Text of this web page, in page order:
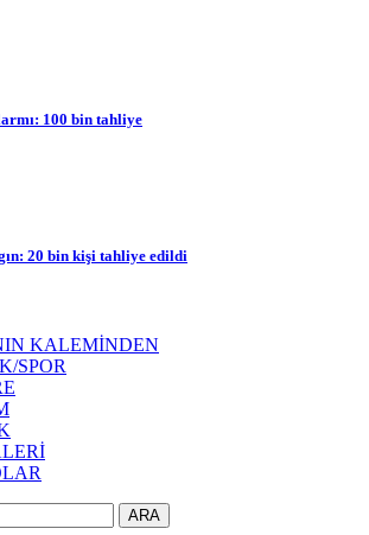
100 bin tahliye
20 bin kişi tahliye edildi
KALEMİNDEN
SPOR
ARA